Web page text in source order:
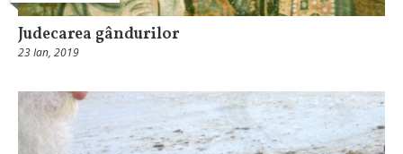
Judecarea gândurilor
23 Ian, 2019